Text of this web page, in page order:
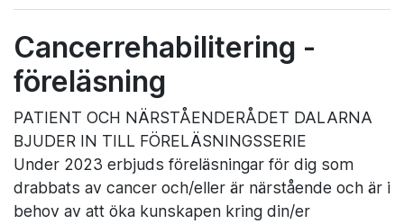
Cancerrehabilitering -
föreläsning
PATIENT OCH NÄRSTÅENDERÅDET DALARNA
BJUDER IN TILL FÖRELÄSNINGSSERIE
Under 2023 erbjuds föreläsningar för dig som
drabbats av cancer och/eller är närstående och är i
behov av att öka kunskapen kring din/er